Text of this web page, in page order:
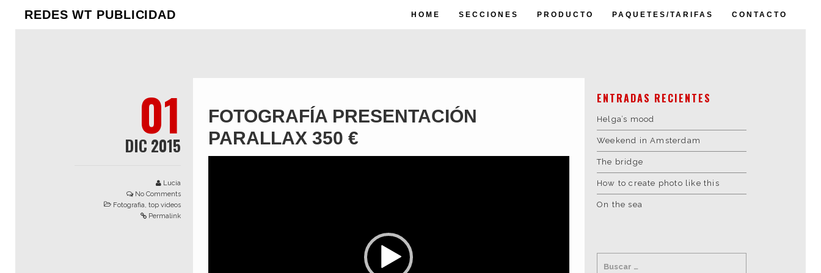
HOME SECCIONES PRODUCTO PAQUETES/TARIFAS CONTACTO
REDES WT PUBLICIDAD
Vídeo
Impresión
01
DIC 2015
Lucia
No Comments
Fotografia, top videos
Permalink
FOTOGRAFÍA PRESENTACIÓN
PARALLAX 350 €
ENTRADAS RECIENTES
Helga’s mood
Weekend in Amsterdam
The bridge
How to create photo like this
On the sea